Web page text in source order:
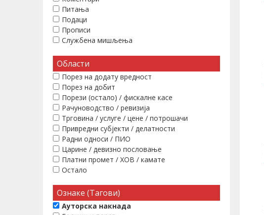
Питања
Подаци
Прописи
Службена мишљења
Области
Порез на додату вредност
Порез на добит
Порези (остало) / фискалне касе
Рачуноводство / ревизија
Трговина / услуге / цене / потрошачи
Привредни субјекти / делатности
Радни односи / ПИО
Царине / девизно пословање
Платни промет / ХОВ / камате
Остало
Ознаке (Тагови)
Ауторска накнада